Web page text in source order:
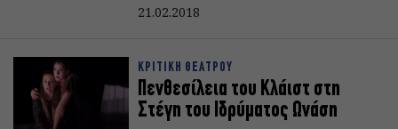
21.02.2018
ΚΡΙΤΙΚΗ ΘΕΑΤΡΟΥ
Πενθεσίλεια του Κλάιστ στη
Στέγη του Ιδρύματος Ωνάση